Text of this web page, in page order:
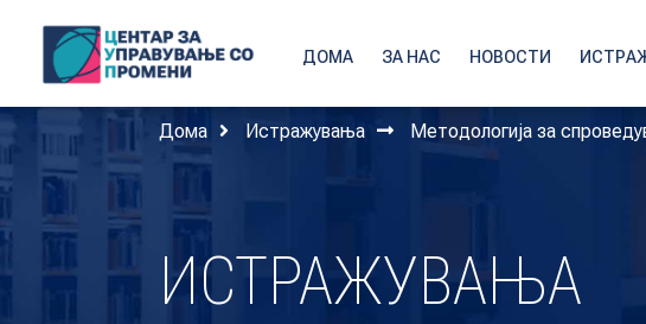
ДОМА ЗА НАС НОВОСТИ
Дома Истражувања Методологија за
ИСТРАЖУВАЊА